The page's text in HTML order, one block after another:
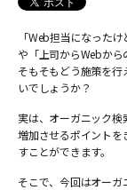
「Web担当になった
や「上司からWebから
そもそもどう施策を
いでしょうか？
実は、オーガニック検
増加させるポイントを
すことができます。
そこで、今回はオー